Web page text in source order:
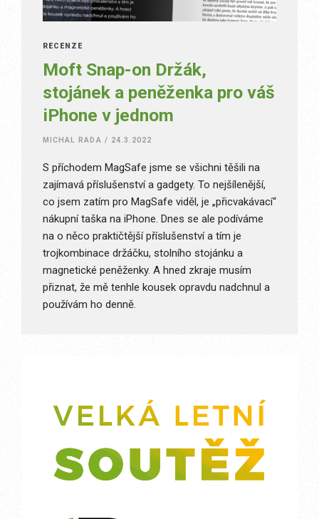
RECENZE
Moft Snap-on Držák,
stojánek a peněženka pro váš
iPhone v jednom
MICHAL RADA / 24.3.2022
S příchodem MagSafe jsme se všichni těšili na
zajímavá příslušenství a gadgety. To nejšílenější,
co jsem zatím pro MagSafe viděl, je „přicvakávací“
nákupní taška na iPhone. Dnes se ale podíváme
na o něco praktičtější příslušenství a tím je
trojkombinace držáčku, stolního stojánku a
magnetické peněženky. A hned zkraje musím
přiznat, že mě tenhle kousek opravdu nadchnul a
používám ho denně.